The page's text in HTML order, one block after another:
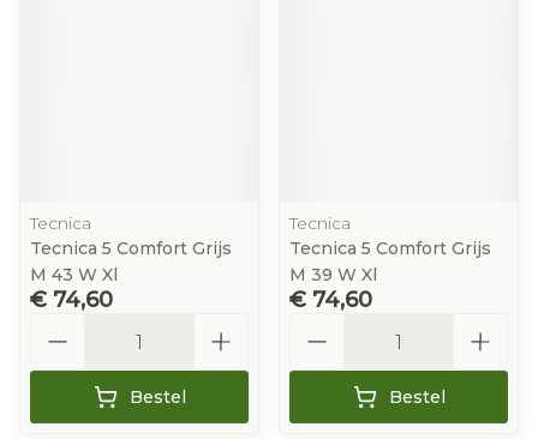
Tecnica
Tecnica 5 Comfort Grijs
M 43 W Xl
€ 74,60
Bestel
Tecnica
Tecnica 5 Comfort Grijs
M 39 W Xl
€ 74,60
Bestel